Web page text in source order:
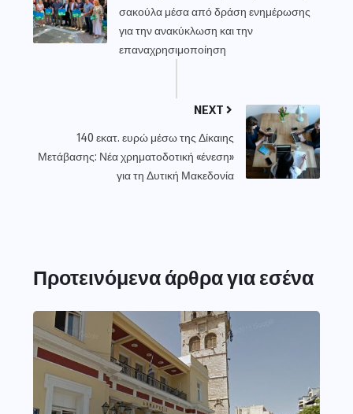
σακούλα μέσα από δράση ενημέρωσης
για την ανακύκλωση και την
επαναχρησιμοποίηση
NEXT
140 εκατ. ευρώ μέσω της Δίκαιης
Μετάβασης: Νέα χρηματοδοτική «ένεση»
για τη Δυτική Μακεδονία
Προτεινόμενα άρθρα για εσένα